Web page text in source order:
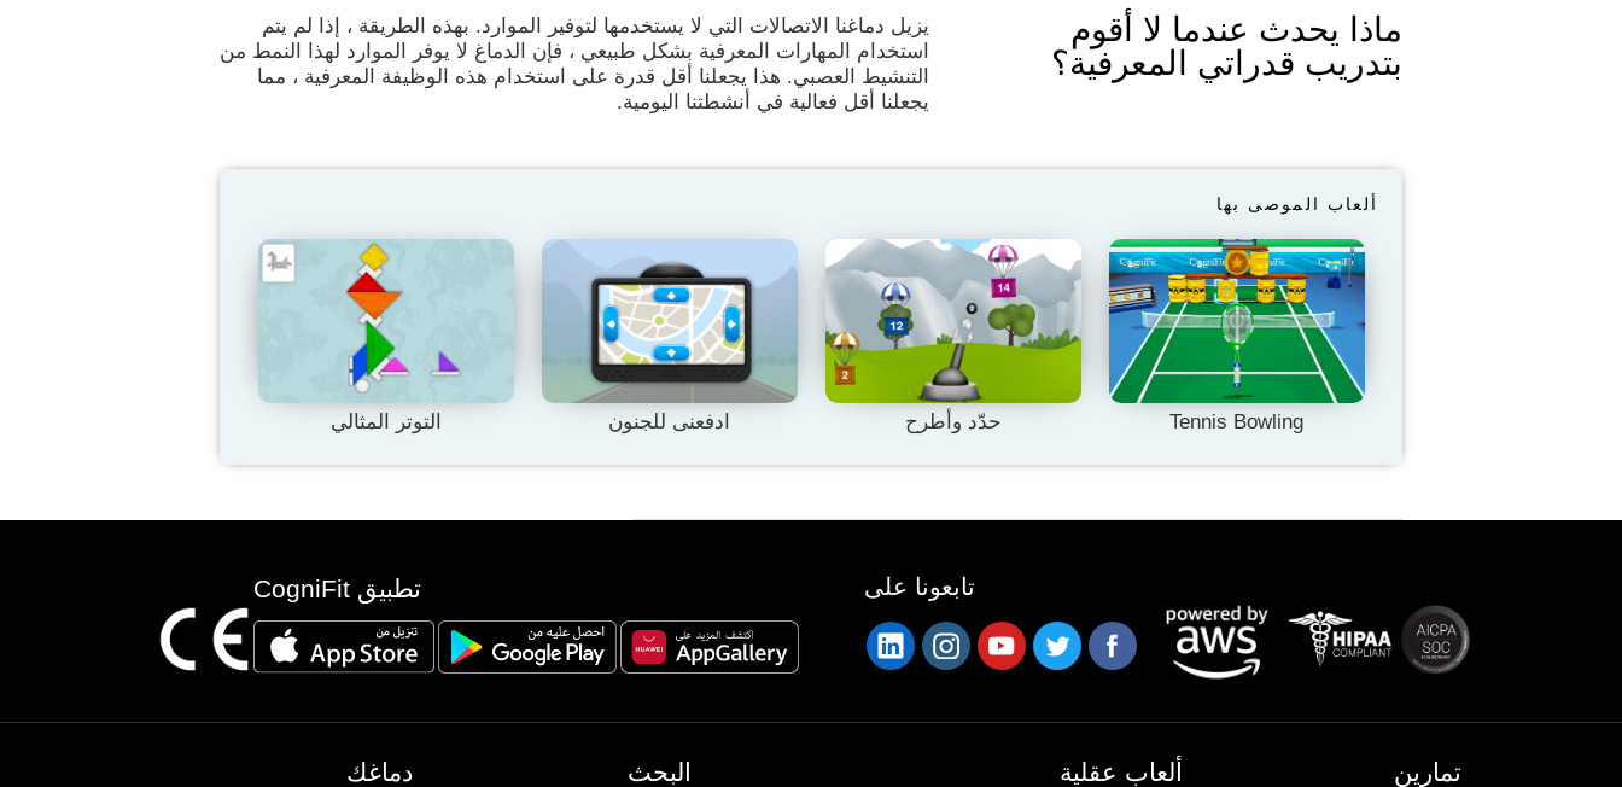
ماذا يحدث عندما لا أقوم
بتدريب قدراتي المعرفية؟
يزيل دماغنا الاتصالات التي لا يستخدمها لتوفير الموارد. بهذه الطريقة ، إذا لم يتم
استخدام المهارات المعرفية بشكل طبيعي ، فإن الدماغ لا يوفر الموارد لهذا النمط من
التنشيط العصبي. هذا يجعلنا أقل قدرة على استخدام هذه الوظيفة المعرفية ، مما
يجعلنا أقل فعالية في أنشطتنا اليومية.
ألعاب الموصى بها
Tennis Bowling حدّد وأطرح ادفعنى للجنون التوتر المثالي
تطبيق CogniFit تابعونا على
دماغك البحث ألعاب عقلية تمارين